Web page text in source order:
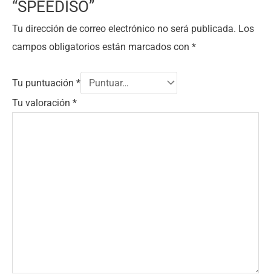
“SPEEDISO”
Tu dirección de correo electrónico no será publicada. Los
campos obligatorios están marcados con *
Tu puntuación *
Tu valoración *